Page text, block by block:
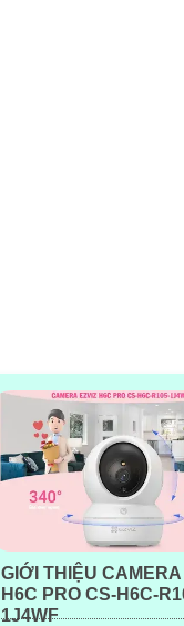
GIỚI THIỆU CAMERA
H6C PRO CS-H6C-
1J4WF